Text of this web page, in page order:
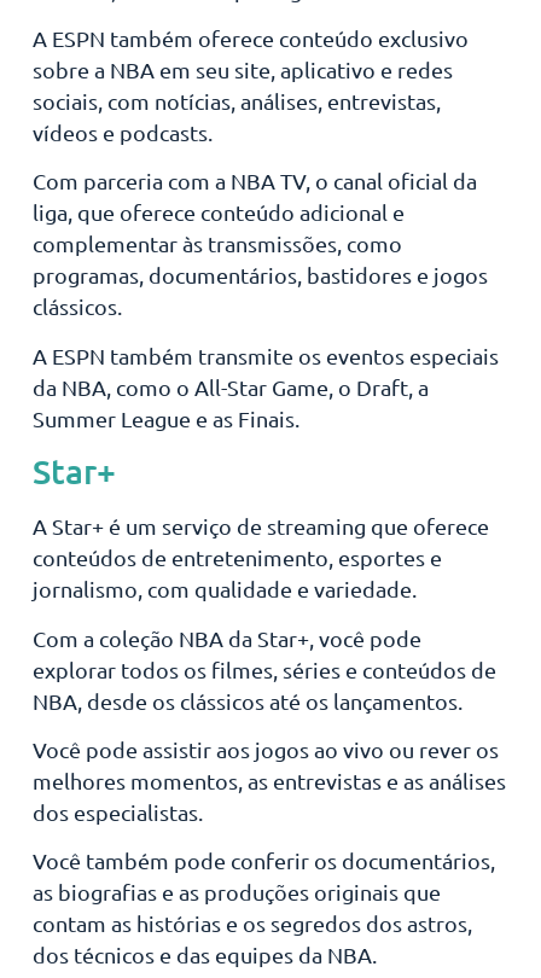
A ESPN também oferece conteúdo exclusivo
sobre a NBA em seu site, aplicativo e redes
sociais, com notícias, análises, entrevistas,
vídeos e podcasts.
Com parceria com a NBA TV, o canal oficial da
liga, que oferece conteúdo adicional e
complementar às transmissões, como
programas, documentários, bastidores e jogos
clássicos.
A ESPN também transmite os eventos especiais
da NBA, como o All-Star Game, o Draft, a
Summer League e as Finais.
Star+
A Star+ é um serviço de streaming que oferece
conteúdos de entretenimento, esportes e
jornalismo, com qualidade e variedade.
Com a coleção NBA da Star+, você pode
explorar todos os filmes, séries e conteúdos de
NBA, desde os clássicos até os lançamentos.
Você pode assistir aos jogos ao vivo ou rever os
melhores momentos, as entrevistas e as análises
dos especialistas.
Você também pode conferir os documentários,
as biografias e as produções originais que
contam as histórias e os segredos dos astros,
dos técnicos e das equipes da NBA.